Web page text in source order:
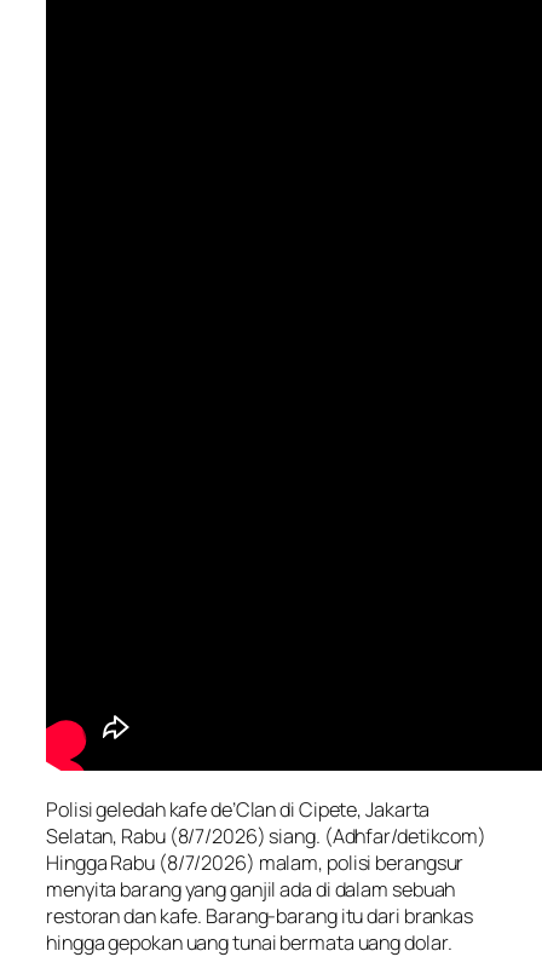
Polisi geledah kafe de’Clan di Cipete, Jakarta
Selatan, Rabu (8/7/2026) siang. (Adhfar/detikcom)
Hingga Rabu (8/7/2026) malam, polisi berangsur
menyita barang yang ganjil ada di dalam sebuah
restoran dan kafe. Barang-barang itu dari brankas
hingga gepokan uang tunai bermata uang dolar.